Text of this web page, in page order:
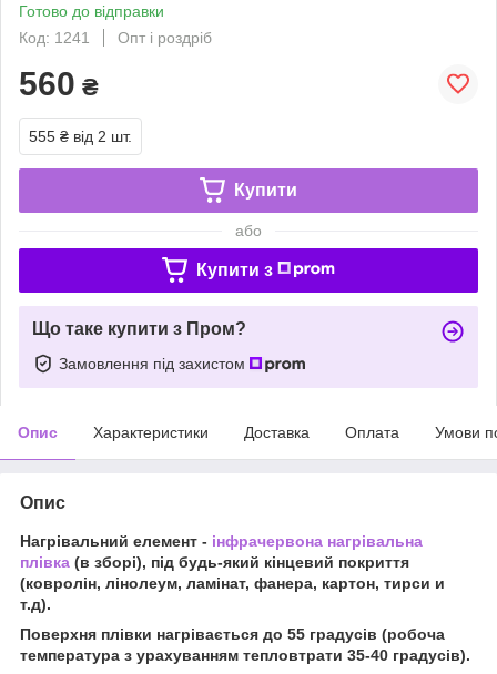
Готово до відправки
Код: 1241
Опт і роздріб
560 ₴
555 ₴ від 2 шт.
Купити
або
Купити з
Що таке купити з Пром?
Замовлення під захистом
Опис Характеристики Доставка Оплата Умови
Опис
Нагрівальний елемент - інфрачервона нагрівальна
плівка (в зборі), під будь-який кінцевий покриття
(ковролін, лінолеум, ламінат, фанера, картон, тирси и
т.д).
Поверхня плівки нагрівається до 55 градусів (робоча
температура з урахуванням тепловтрати 35-40 градусів).